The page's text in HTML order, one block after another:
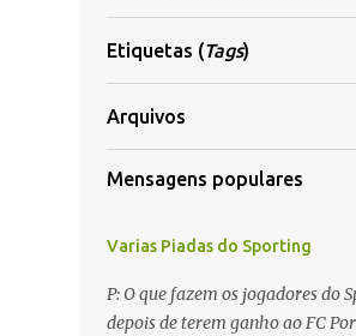
Etiquetas (Tags)
Arquivos
Mensagens populares
Varias Piadas do Sporting
P: O que fazem os jogadores do
depois de terem ganho ao FC